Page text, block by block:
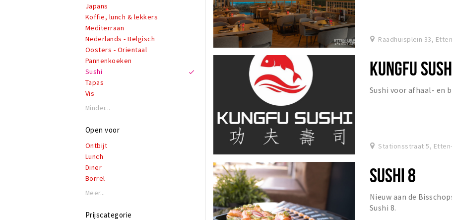
Japans
Koffie, lunch & lekkers
Mediterraan
Nederlands - Belgisch
Oosters - Orientaal
Pannenkoeken
Sushi
Tapas
Vis
Minder...
Open voor
Ontbijt
Lunch
Diner
Borrel
Meer...
Prijscategorie
Raadhuisplein 33,
KUNGFU
Sushi voor afhaal- en
Stationsstraat 5,
SUSHI 8
Nieuw aan de
Sushi 8.